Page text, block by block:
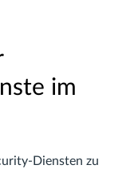
im
Diensten zu